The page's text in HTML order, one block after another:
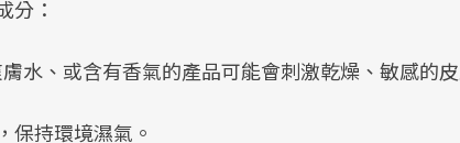
分：
水、或含有香氣的產品可能會刺激乾燥、敏感的皮
保持環境濕氣。